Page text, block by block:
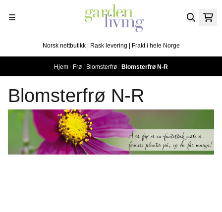
Norsk nettbutikk | Rask levering | Frakt i hele Norge
Hjem / Frø / Blomsterfrø / Blomsterfrø N-R
Blomsterfrø N-R